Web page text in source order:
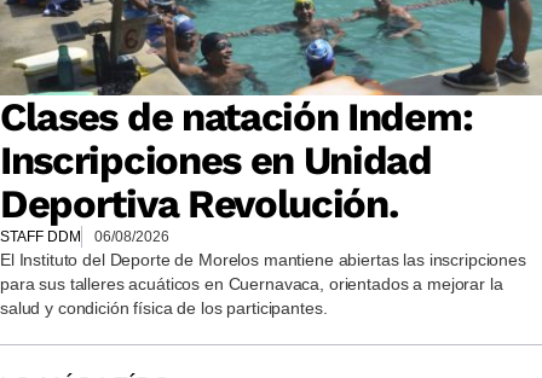
Clases de natación Indem:
Inscripciones en Unidad
Deportiva Revolución.
STAFF DDM 06/08/2026
El Instituto del Deporte de Morelos mantiene abiertas las inscripciones
para sus talleres acuáticos en Cuernavaca, orientados a mejorar la
salud y condición física de los participantes.